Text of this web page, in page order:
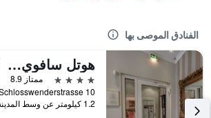
الفنادق الموصى بها
هوتل سافوي هانوفر
4 نجوم
ممتاز 8.9
1.2 كيلومتر عن وسط المدينة